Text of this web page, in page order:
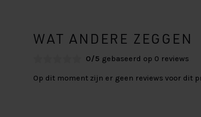
WAT ANDERE ZEGGEN
0/5 gebaseerd op 0 reviews
Op dit moment zijn er geen reviews voor dit